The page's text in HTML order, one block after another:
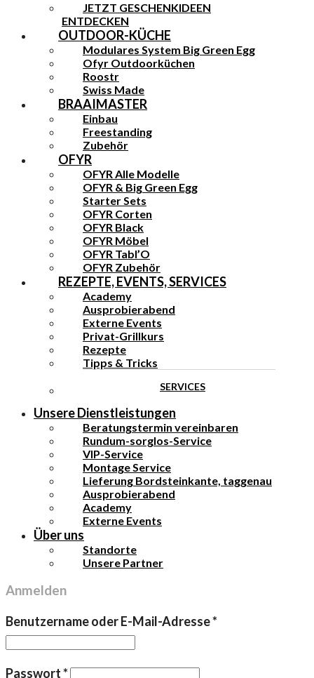
JETZT GESCHENKIDEEN
ENTDECKEN
OUTDOOR-KÜCHE
Modulares System Big Green Egg
Ofyr Outdoorküchen
Roostr
Swiss Made
BRAAIMASTER
Einbau
Freestanding
Zubehör
OFYR
OFYR Alle Modelle
OFYR & Big Green Egg
Starter Sets
OFYR Corten
OFYR Black
OFYR Möbel
OFYR Tabl’O
OFYR Zubehör
REZEPTE, EVENTS, SERVICES
Academy
Ausprobierabend
Externe Events
Privat-Grillkurs
Rezepte
Tipps & Tricks
SERVICES
Unsere Dienstleistungen
Beratungstermin vereinbaren
Rundum-sorglos-Service
VIP-Service
Montage Service
Lieferung Bordsteinkante, taggenau
Ausprobierabend
Academy
Externe Events
Über uns
Standorte
Unsere Partner
Anmelden
Benutzername oder E-Mail-Adresse*
Passwort*Erforderlich